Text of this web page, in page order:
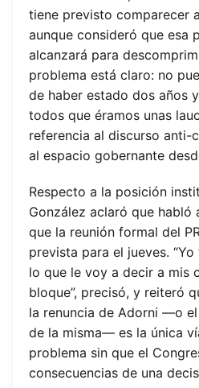
tiene previsto comparecer
aunque consideró que esa
alcanzará para
problema está claro: no
de haber estado dos años
todos que éramos unas
referencia al discurso anti-
al espacio gobernante
Respecto a la posición
González aclaró que habló
que la reunión formal del
prevista para el jueves.
lo que le voy a decir a mis
bloque”, precisó, y reiteró
la renuncia de Adorni —o
de la misma— es la única
problema sin que el
consecuencias de una